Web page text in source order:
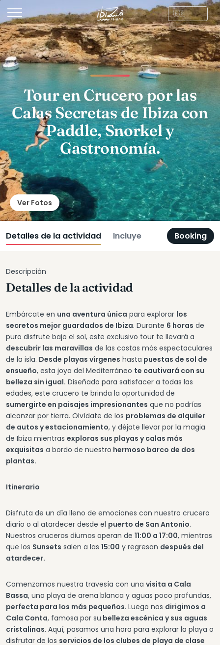
Tour en Crucero por las
Calas Secretas de Ibiza con
Paddle, Snorkel y
Gastronomía.
Ver Fotos
Detalles de la actividad Incluye Booking
Descripción
Detalles de la actividad
Embárcate en una aventura única para explorar los
secretos mejor guardados de Ibiza. Durante 6 horas de
puro disfrute bajo el sol, este exclusivo tour te llevará a
descubrir las maravillas de las costas más espectaculares
de la isla. Desde playas vírgenes hasta puestas de sol de
ensueño, esta joya del Mediterráneo te cautivará con su
belleza sin igual. Diseñado para satisfacer a todas las
edades, este crucero te brinda la oportunidad de
sumergirte en paisajes impresionantes que no podrías
alcanzar por tierra. Olvídate de los problemas de alquiler
de autos y estacionamiento, y déjate llevar por la magia
de Ibiza mientras exploras sus playas y calas más
exquisitas a bordo de nuestro hermoso barco de dos
plantas.
Itinerario
Disfruta de un día lleno de emociones con nuestro crucero
diario o al atardecer desde el puerto de San Antonio.
Nuestros cruceros diurnos operan de 11:00 a 17:00, mientras
que los Sunsets salen a las 15:00 y regresan después del
atardecer.
Comenzamos nuestra travesía con una visita a Cala
Bassa, una playa de arena blanca y aguas poco profundas,
perfecta para los más pequeños. Luego nos dirigimos a
Cala Conta, famosa por su belleza escénica y sus aguas
cristalinas. Aquí, pasamos una hora para explorar la playa o
disfrutar de los servicios de los clubes de playa de clase